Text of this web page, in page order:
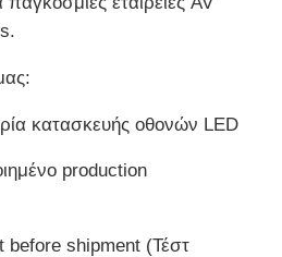
κατασκευής οθονών LED
production
shipment (Τέστ